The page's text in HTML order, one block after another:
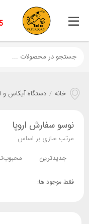
خانه / دستگاه آیکاس
نوسو سفارش اروپا
مرتب سازی بر اساس :
جدیدترین
فقط موجود ها: